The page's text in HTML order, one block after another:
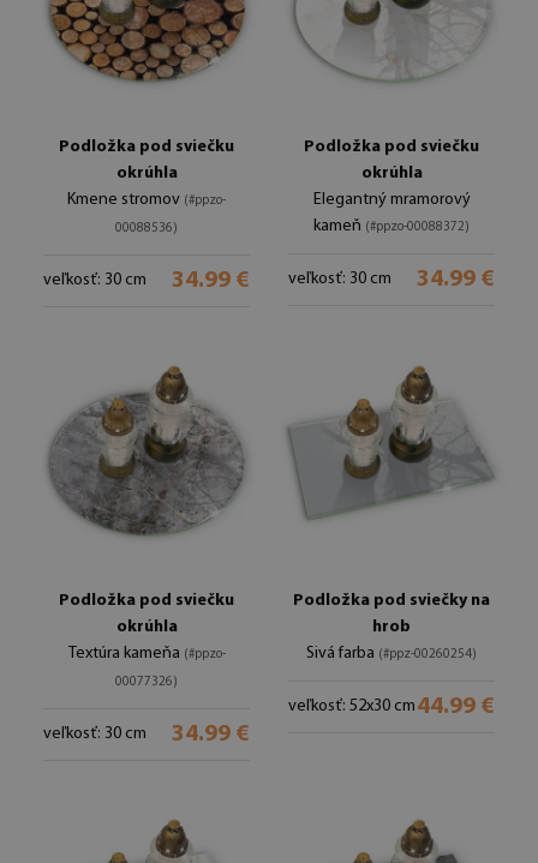
Podložka pod sviečku
okrúhla
Kmene stromov (#ppzo-
00088536)
veľkosť: 30 cm 34.99 €
Podložka pod sviečku
okrúhla
Elegantný mramorový
kameň (#ppzo-00088372)
veľkosť: 30 cm 34.99 €
Podložka pod sviečku
okrúhla
Textúra kameňa (#ppzo-
00077326)
veľkosť: 30 cm 34.99 €
Podložka pod sviečky na
hrob
Sivá farba (#ppz-00260254)
veľkosť: 52x30 cm 44.99 €